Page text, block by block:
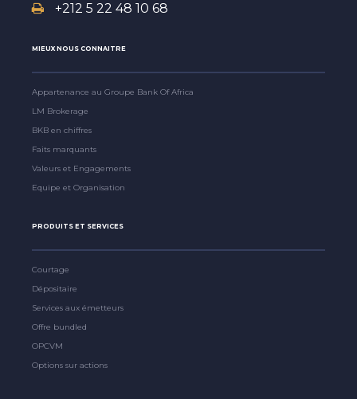
+212 5 22 48 10 68
MIEUX NOUS CONNAITRE
Appartenance au Groupe Bank Of Africa
LM Brokerage
BKB en chiffres
Faits marquants
Valeurs et Engagements
Equipe et Organisation
PRODUITS ET SERVICES
Courtage
Dépositaire
Services aux émetteurs
Offre bundled
OPCVM
Options sur actions